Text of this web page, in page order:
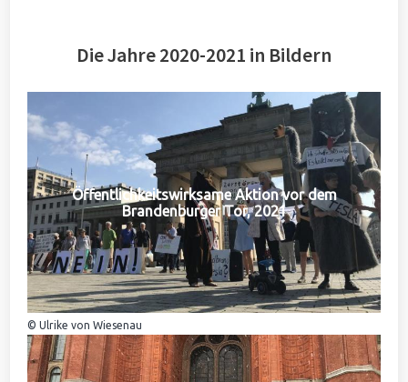
Die Jahre 2020-2021 in Bildern
Öffentlichkeitswirksame Aktion vor dem
Brandenburger Tor, 2021
© Ulrike von Wiesenau